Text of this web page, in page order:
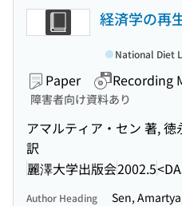
経済学の再
Paper Recording
障害者向け資料あり
アマルティア・セン 著,
訳
麗澤大学出版会2002.5
National Diet
Author Heading Sen,